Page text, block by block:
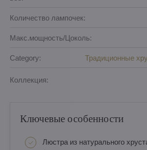
Количество лампочек:
Макс.мощность/Цоколь:
Category: Традиционные
Коллекция:
Ключевые особенности
Люстра из натурального